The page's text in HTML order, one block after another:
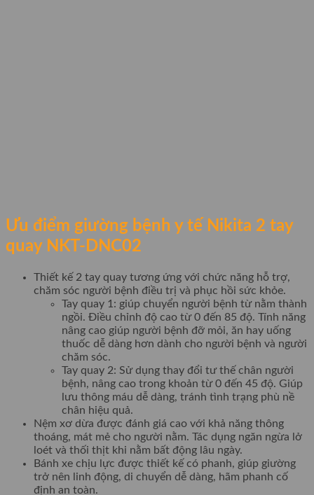
Ưu điểm giường bệnh y tế Nikita 2 tay
quay NKT-DNC02
Thiết kế 2 tay quay tương ứng với chức năng hỗ trợ,
chăm sóc người bệnh điều trị và phục hồi sức khỏe.
Tay quay 1: giúp chuyển người bệnh từ nằm thành
ngồi. Điều chỉnh độ cao từ 0 đến 85 độ. Tính năng
nâng cao giúp người bệnh đỡ mỏi, ăn hay uống
thuốc dễ dàng hơn dành cho người bệnh và người
chăm sóc.
Tay quay 2: Sử dụng thay đổi tư thế chân người
bệnh, nâng cao trong khoản từ 0 đến 45 độ. Giúp
lưu thông máu dễ dàng, tránh tình trạng phù nề
chân hiệu quả.
Nệm xơ dừa được đánh giá cao với khả năng thông
thoáng, mát mẻ cho người nằm. Tác dụng ngăn ngừa lở
loét và thối thịt khi nằm bất động lâu ngày.
Bánh xe chịu lực được thiết kế có phanh, giúp giường
trở nên linh động, di chuyển dễ dàng, hãm phanh cố
định an toàn.